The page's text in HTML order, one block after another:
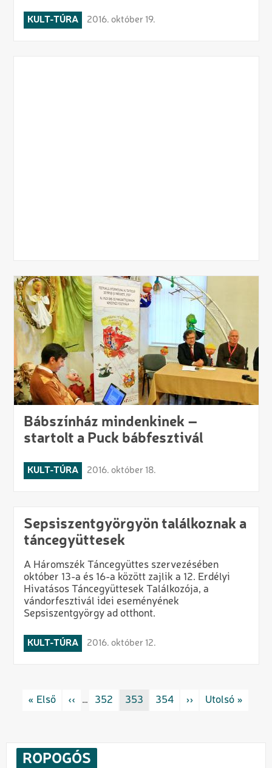
KULT-TÚRA 2016. október 19.
Bábszínház mindenkinek –
startolt a Puck bábfesztivál
KULT-TÚRA 2016. október 18.
Sepsiszentgyörgyön találkoznak a
táncegyüttesek
A Háromszék Táncegyüttes szervezésében
október 13-a és 16-a között zajlik a 12. Erdélyi
Hivatásos Táncegyüttesek Találkozója, a
vándorfesztivál idei eseményének
Sepsiszentgyörgy ad otthont.
KULT-TÚRA 2016. október 12.
Oldalszámozás
Első oldal
« Első Előző oldal
‹‹ … Rovat/cimke
352 Rovat/cimke
353 Rovat/cimke
354 Következő oldal
›› Utolsó oldal
Utolsó »
ROPOGÓS